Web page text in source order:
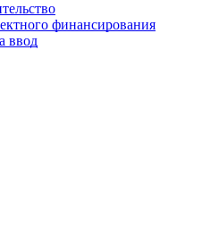
финансирования
ввод